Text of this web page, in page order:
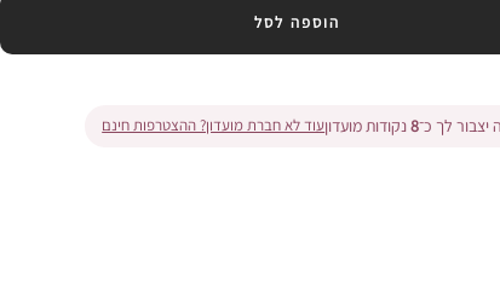
הוספה לסל
יצבור לך כ־8נקודות מועדוןעוד לא חברת מועדון? ההצטרפות חינם